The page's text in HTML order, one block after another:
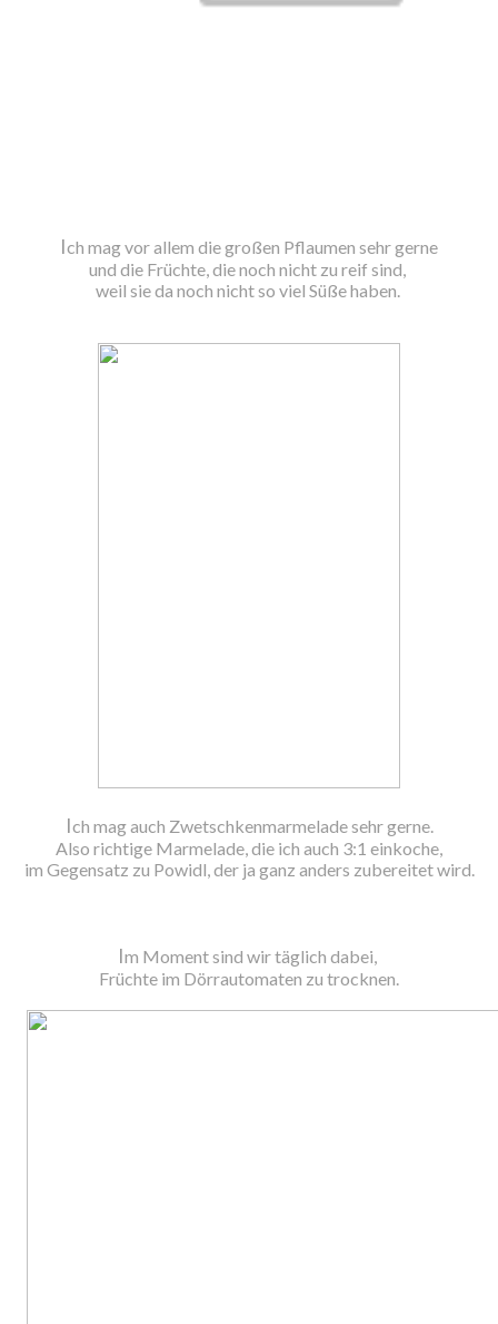
Ich mag vor allem die großen Pflaumen sehr gerne
und die Früchte, die noch nicht zu reif sind,
weil sie da noch nicht so viel Süße haben.
Ich mag auch Zwetschkenmarmelade sehr gerne.
Also richtige Marmelade, die ich auch 3:1 einkoche,
im Gegensatz zu Powidl, der ja ganz anders zubereitet wird.
Im Moment sind wir täglich dabei,
Früchte im Dörrautomaten zu trocknen.